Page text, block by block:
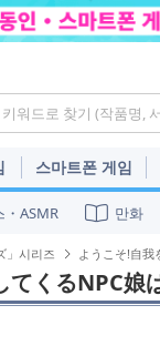
스마트폰 게임
・ASMR 만화
」시리즈 ようこそ!自我
てくるNPC娘